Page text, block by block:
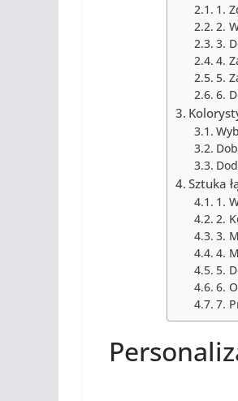
1.
2.
3.
4.
5.
6.
Sztuka
1.
2.
3.
4.
5.
6.
7.